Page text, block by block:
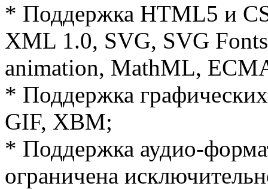
* Поддержка HTML5 и
XML 1.0, SVG, SVG
animation, MathML,
* Поддержка
GIF, XBM;
* Поддержка аудио-
ограничена